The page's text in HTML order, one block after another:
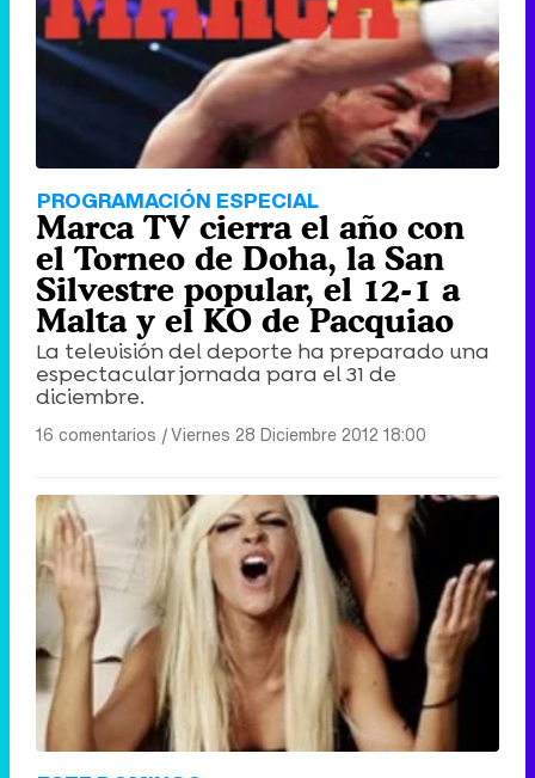
PROGRAMACIÓN ESPECIAL
Marca TV cierra el año con
el Torneo de Doha, la San
Silvestre popular, el 12-1 a
Malta y el KO de Pacquiao
La televisión del deporte ha preparado una
espectacular jornada para el 31 de
diciembre.
16 comentarios |Viernes 28 Diciembre 2012 18:00